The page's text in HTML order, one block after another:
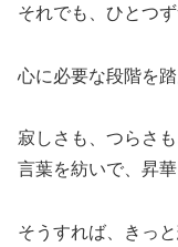
それでも、ひとつ
心に必要な段階を踏
寂しさも、つらさ
言葉を紡いで、昇華
そうすれば、きっ